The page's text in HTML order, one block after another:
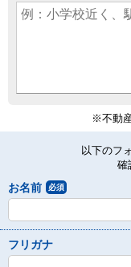
※不動
以下のフ
確
お名前 必須
フリガナ